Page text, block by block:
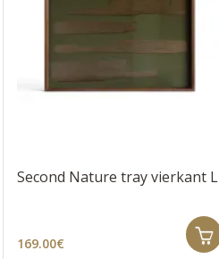
Second Nature tray vierkant L
169.00€